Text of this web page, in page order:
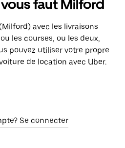
faut Milford
avec les livraisons
les courses, ou les deux,
pouvez utiliser votre propre
de location avec Uber.
Se connecter